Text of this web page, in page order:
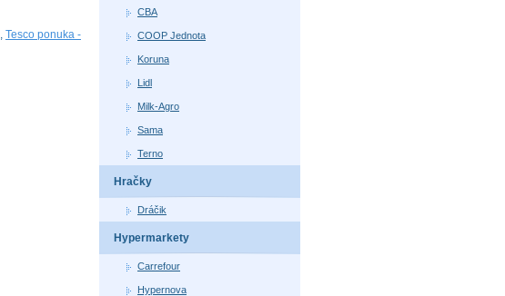
, Tesco ponuka -
CBA
COOP Jednota
Koruna
Lidl
Milk-Agro
Sama
Terno
Hračky
Dráčik
Hypermarkety
Carrefour
Hypernova